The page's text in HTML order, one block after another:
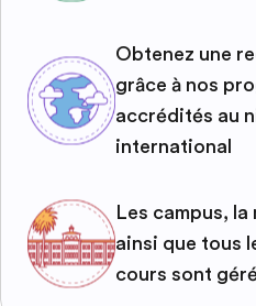
Obtenez une
grâce à nos
accrédités au
international
Les campus,
ainsi que tous
cours sont